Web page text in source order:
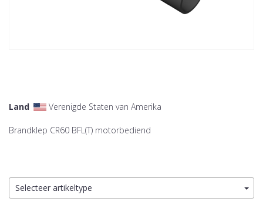
Land Verenigde Staten van Amerika
Brandklep CR60 BFL(T) motorbediend
Selecteer artikeltype